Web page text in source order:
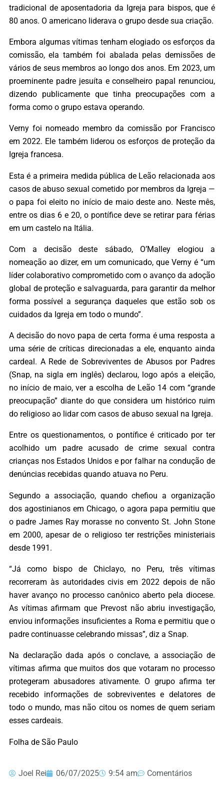
tradicional de aposentadoria da Igreja para bispos, que é
80 anos. O americano liderava o grupo desde sua criação.
Embora algumas vítimas tenham elogiado os esforços da
comissão, ela também foi abalada pelas demissões de
vários de seus membros ao longo dos anos. Em 2023, um
proeminente padre jesuíta e conselheiro papal renunciou,
dizendo publicamente que tinha preocupações com a
forma como o grupo estava operando.
Verny foi nomeado membro da comissão por Francisco
em 2022. Ele também liderou os esforços de proteção da
Igreja francesa.
Esta é a primeira medida pública de Leão relacionada aos
casos de abuso sexual cometido por membros da Igreja —
o papa foi eleito no início de maio deste ano. Neste mês,
entre os dias 6 e 20, o pontífice deve se retirar para férias
em um castelo na Itália.
Com a decisão deste sábado, O’Malley elogiou a
nomeação ao dizer, em um comunicado, que Verny é “um
líder colaborativo comprometido com o avanço da adoção
global de proteção e salvaguarda, para garantir da melhor
forma possível a segurança daqueles que estão sob os
cuidados da Igreja em todo o mundo”.
A decisão do novo papa de certa forma é uma resposta a
uma série de críticas direcionadas a ele, enquanto ainda
cardeal. A Rede de Sobreviventes de Abusos por Padres
(Snap, na sigla em inglês) declarou, logo após a eleição,
no início de maio, ver a escolha de Leão 14 com “grande
preocupação” diante do que considera um histórico ruim
do religioso ao lidar com casos de abuso sexual na Igreja.
Entre os questionamentos, o pontífice é criticado por ter
acolhido um padre acusado de crime sexual contra
crianças nos Estados Unidos e por falhar na condução de
denúncias recebidas quando atuava no Peru.
Segundo a associação, quando chefiou a organização
dos agostinianos em Chicago, o agora papa permitiu que
o padre James Ray morasse no convento St. John Stone
em 2000, apesar de o religioso ter restrições ministeriais
desde 1991.
“Já como bispo de Chiclayo, no Peru, três vítimas
recorreram às autoridades civis em 2022 depois de não
haver avanço no processo canônico aberto pela diocese.
As vítimas afirmam que Prevost não abriu investigação,
enviou informações insuficientes a Roma e permitiu que o
padre continuasse celebrando missas”, diz a Snap.
Na declaração dada após o conclave, a associação de
vítimas afirma que muitos dos que votaram no processo
protegeram abusadores ativamente. O grupo afirma ter
recebido informações de sobreviventes e delatores de
todo o mundo, mas não citou os nomes de quem seriam
esses cardeais.
Folha de São Paulo
Joel Rei 06/07/2025 9:54 am Comentários